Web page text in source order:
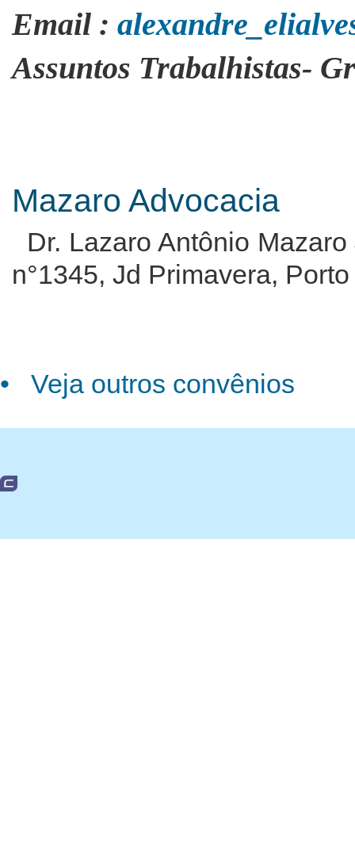
Email :
Assuntos Trabalhistas-
Mazaro Advocacia
Dr. Lazaro Antônio
n°1345, Jd Primavera,
• Veja outros convênios